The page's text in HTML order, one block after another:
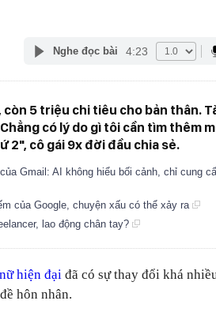
Nghe đọc bài 4:23
5 triệu chi tiêu cho bản thân.
có lý do gì tôi cần tìm thêm
2", cô gái 9x đời đầu chia sẻ.
Gmail: AI không hiểu bối cảnh, chỉ cung
của Google, chuyện xấu có thể xảy ra
lao động chân tay?
hiện đại đã có sự thay đổi khá
hôn nhân.